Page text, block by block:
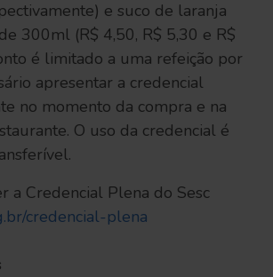
e suco de laranja
300ml (R$ 4,50, R$ 5,30 e R$
é limitado a uma refeição por
apresentar a credencial
no momento da compra e na
O uso da credencial é
a Credencial Plena do Sesc
credencial-plena